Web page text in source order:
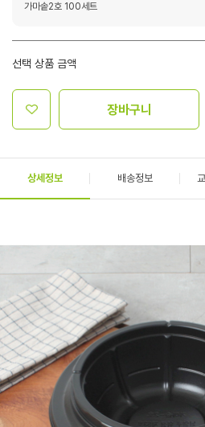
가마솥2호 100세트
선택 상품 금액
장바구니
상세정보 배송정보